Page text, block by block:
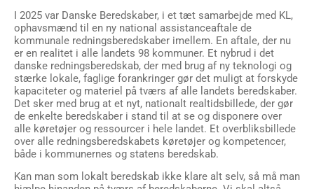
I 2025 var Danske Beredskaber, i et tæt samarbejde med KL,
ophavsmænd til en ny national assistanceaftale de
kommunale redningsberedskaber imellem. En aftale, der nu
er en realitet i alle landets 98 kommuner. Et nybrud i det
danske redningsberedskab, der med brug af ny teknologi og
stærke lokale, faglige forankringer gør det muligt at forskyde
kapaciteter og materiel på tværs af alle landets beredskaber.
Det sker med brug at et nyt, nationalt realtidsbillede, der gør
de enkelte beredskaber i stand til at se og disponere over
alle køretøjer og ressourcer i hele landet. Et overbliksbillede
over alle redningsberedskabets køretøjer og kompetencer,
både i kommunernes og statens beredskab.
Kan man som lokalt beredskab ikke klare alt selv, så må man